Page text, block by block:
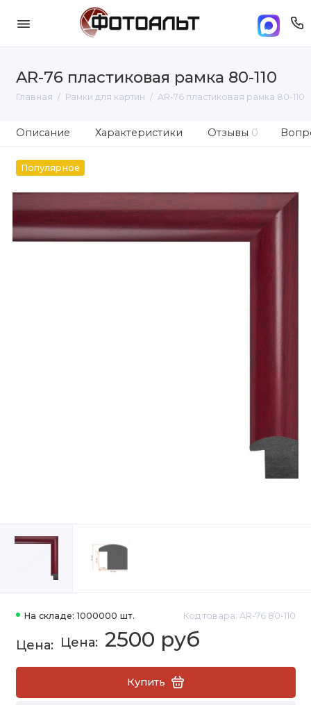
AR-76 пластиковая рамка 80-110
Главная Рамки для картин AR-76 пластиковая рамка 80-110
Описание Характеристики Отзывы 0
Популярное
На складе: 1000000 шт. Код товара: AR-76 80-110
2500 руб
Купить